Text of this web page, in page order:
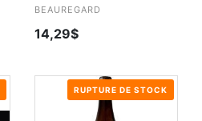
BEAUREGARD
14,29$
RUPTURE DE STOCK